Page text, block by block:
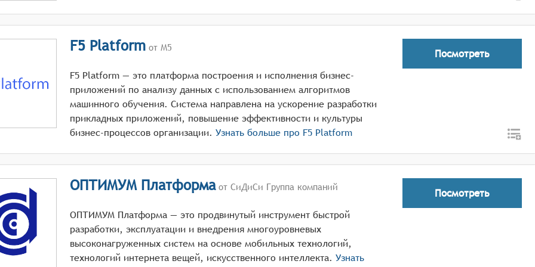
F5 Platform от М5
F5 Platform — это платформа построения и исполнения бизнес-
приложений по анализу данных с использованием алгоритмов
машинного обучения. Система направлена на ускорение разработки
прикладных приложений, повышение эффективности и культуры
бизнес-процессов организации. Узнать больше про F5 Platform
Посмотреть
ОПТИМУМ Платформаот СиДиСи Группа компаний
ОПТИМУМ Платформа — это продвинутый инструмент быстрой
разработки, эксплуатации и внедрения многоуровневых
высоконагруженных систем на основе мобильных технологий,
технологий интернета вещей, искусственного интеллекта. Узнать
Посмотреть